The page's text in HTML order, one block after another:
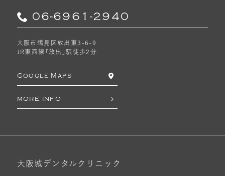
06-6961-2940
大阪市鶴見区放出東3-6-9
JR東西線「放出」駅徒歩2分
Google Maps
MORE INFO
大阪城デンタルクリニック